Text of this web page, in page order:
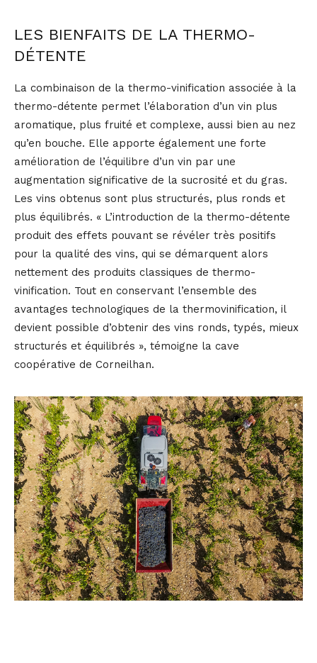
LES BIENFAITS DE LA THERMO-
DÉTENTE
La combinaison de la thermo-vinification associée à la
thermo-détente permet l’élaboration d’un vin plus
aromatique, plus fruité et complexe, aussi bien au nez
qu’en bouche. Elle apporte également une forte
amélioration de l’équilibre d’un vin par une
augmentation significative de la sucrosité et du gras.
Les vins obtenus sont plus structurés, plus ronds et
plus équilibrés. « L’introduction de la thermo-détente
produit des effets pouvant se révéler très positifs
pour la qualité des vins, qui se démarquent alors
nettement des produits classiques de thermo-
vinification. Tout en conservant l’ensemble des
avantages technologiques de la thermovinification, il
devient possible d’obtenir des vins ronds, typés, mieux
structurés et équilibrés », témoigne la cave
coopérative de Corneilhan.